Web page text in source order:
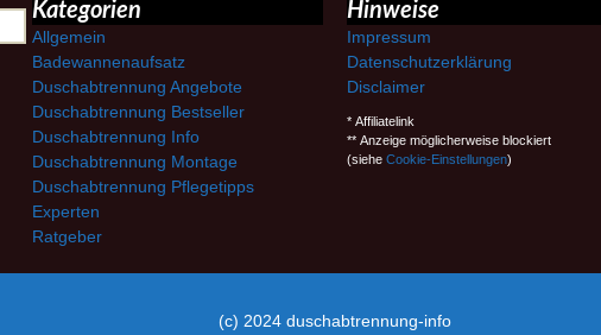
Kategorien
Allgemein
Badewannenaufsatz
Duschabtrennung Angebote
Duschabtrennung Bestseller
Duschabtrennung Info
Duschabtrennung Montage
Duschabtrennung Pflegetipps
Experten
Ratgeber
Hinweise
Impressum
Datenschutzerklärung
Disclaimer
* Affiliatelink
** Anzeige möglicherweise blockiert
(siehe Cookie-Einstellungen)
(c) 2024 duschabtrennung-info